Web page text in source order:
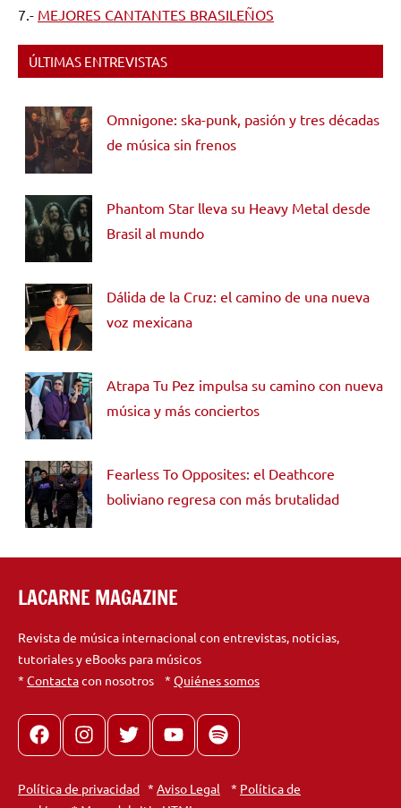
7.- MEJORES CANTANTES BRASILEÑOS
ÚLTIMAS ENTREVISTAS
Omnigone: ska-punk, pasión y tres décadas
de música sin frenos
Phantom Star lleva su Heavy Metal desde
Brasil al mundo
Dálida de la Cruz: el camino de una nueva
voz mexicana
Atrapa Tu Pez impulsa su camino con nueva
música y más conciertos
Fearless To Opposites: el Deathcore
boliviano regresa con más brutalidad
LACARNE MAGAZINE
Revista de música internacional con entrevistas, noticias,
tutoriales y eBooks para músicos
* Contactacon nosotros * Quiénes somos
FacebookInstagram
X youtubespotify
Política de privacidad * Aviso Legal * Política de